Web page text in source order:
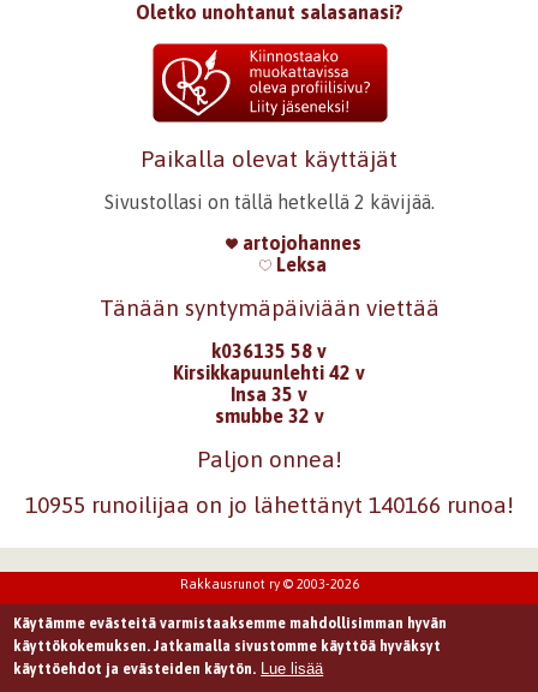
Oletko unohtanut salasanasi?
Paikalla olevat käyttäjät
Sivustollasi on tällä hetkellä 2 kävijää.
artojohannes
Leksa
Tänään syntymäpäiviään viettää
k036135 58 v
Kirsikkapuunlehti 42 v
Insa 35 v
smubbe 32 v
Paljon onnea!
10955 runoilijaa on jo lähettänyt 140166 runoa!
Rakkausrunot ry © 2003-2026
Käytämme evästeitä varmistaaksemme mahdollisimman hyvän
käyttökokemuksen. Jatkamalla sivustomme käyttöä hyväksyt
käyttöehdot ja evästeiden käytön. Lue lisää